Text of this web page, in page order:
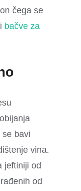
čega se
bačve za
bavi
vina.
jeftiniji od
od